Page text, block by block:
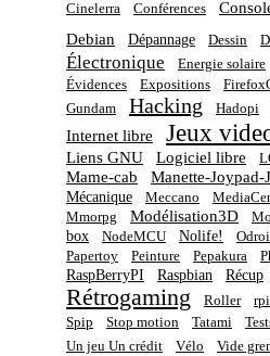
Cinelerra
Conférences
Debian Dépannage Dessin
Électronique Energie solaire
Évidences
Expositions
Gundam
Hacking Hadopi
Internet libre Jeux
Liens GNU Logiciel libre
Mame-cab Manette-Joypad-
Mécanique Meccano
Mmorpg Modélisation3D
box
NodeMCU Nolife!
Papertoy
Peinture Pepakura
RaspBerryPI Raspbian Récup
Rétrogaming Roller
Spip
Stop motion Tatami
Un jeu Un crédit Vélo Vide